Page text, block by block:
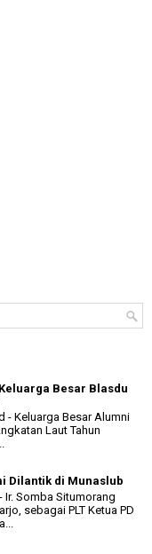
Besar Blasdu
- Keluarga Besar Alumni
Laut Tahun
Dilantik di Munaslub
Ir. Somba Situmorang
sebagai PLT Ketua PD